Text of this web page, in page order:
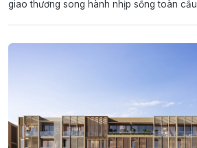
giao thương song hành nhịp sống toàn cầu